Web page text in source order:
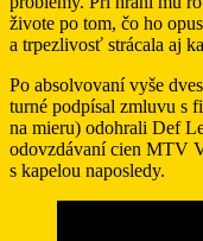
živote po tom, čo ho
a trpezlivosť strácala aj
Po absolvovaní vyše
turné podpísal zmluvu s
na mieru) odohrali Def
odovzdávaní cien MTV
s kapelou naposledy.